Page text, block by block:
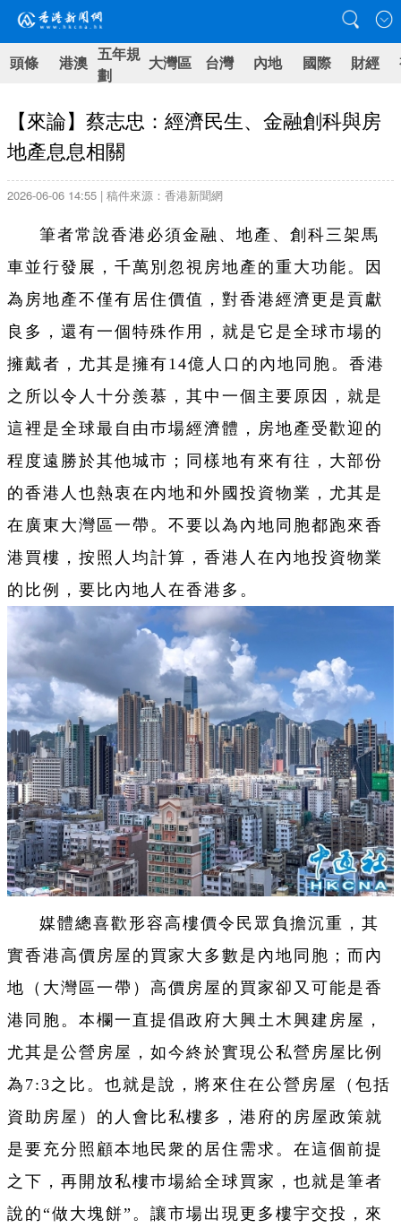
頭條 港澳 五年規
劃
大灣區 台灣 內地 國際 財經
【來論】蔡志忠：經濟民生、金融創科與房
地產息息相關
2026-06-06 14:55 | 稿件來源：香港新聞網
筆者常說香港必須金融、地產、創科三架馬
車並行發展，千萬別忽視房地產的重大功能。因
為房地產不僅有居住價值，對香港經濟更是貢獻
良多，還有一個特殊作用，就是它是全球市場的
擁戴者，尤其是擁有14億人口的內地同胞。香港
之所以令人十分羨慕，其中一個主要原因，就是
這裡是全球最自由巿場經濟體，房地產受歡迎的
程度遠勝於其他城市；同樣地有來有往，大部份
的香港人也熱衷在内地和外國投資物業，尤其是
在廣東大灣區一帶。不要以為內地同胞都跑來香
港買樓，按照人均計算，香港人在內地投資物業
的比例，要比內地人在香港多。
媒體總喜歡形容高樓價令民眾負擔沉重，其
實香港高價房屋的買家大多數是內地同胞；而內
地（大灣區一帶）高價房屋的買家卻又可能是香
港同胞。本欄一直提倡政府大興土木興建房屋，
尤其是公營房屋，如今終於實現公私營房屋比例
為7:3之比。也就是說，將來住在公營房屋（包括
資助房屋）的人會比私樓多，港府的房屋政策就
是要充分照顧本地民衆的居住需求。在這個前提
之下，再開放私樓巿場給全球買家，也就是筆者
說的“做大塊餅”。讓市場出現更多樓宇交投，來